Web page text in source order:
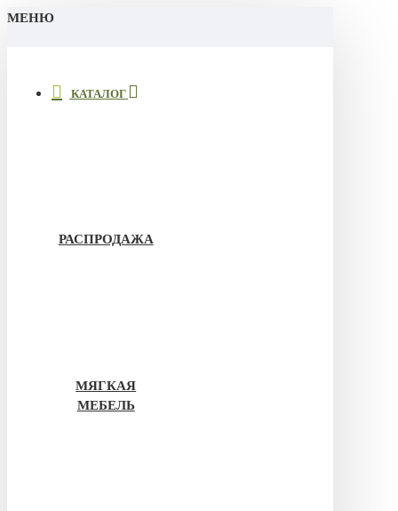
МЕНЮ
КАТАЛОГ
РАСПРОДАЖА
МЯГКАЯ
МЕБЕЛЬ